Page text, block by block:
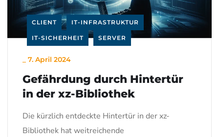
CLIENT IT-INFRASTRUKTUR
IT-SICHERHEIT SERVER
7. April 2024
Gefährdung durch Hintertür
in der xz-Bibliothek
Die kürzlich entdeckte Hintertür in der xz-
Bibliothek hat weitreichende